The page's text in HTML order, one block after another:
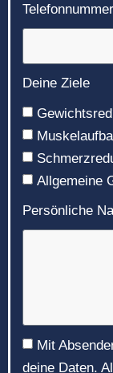
Telefonnummer
Deine Ziele
Allgemeine
Persönliche
Mit
deine Daten.